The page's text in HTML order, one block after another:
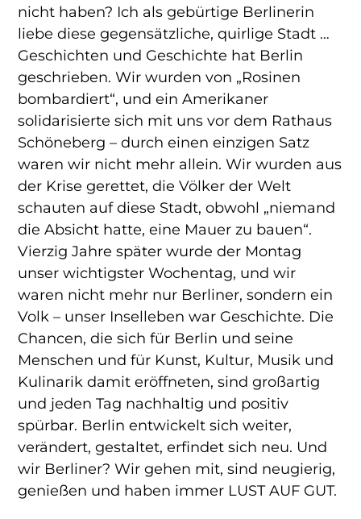
nicht haben? Ich als gebürtige Berlinerin
liebe diese gegensätzliche, quirlige Stadt …
Geschichten und Geschichte hat Berlin
geschrieben. Wir wurden von „Rosinen
bombardiert“, und ein Amerikaner
solidarisierte sich mit uns vor dem Rathaus
Schöneberg – durch einen einzigen Satz
waren wir nicht mehr allein. Wir wurden aus
der Krise gerettet, die Völker der Welt
schauten auf diese Stadt, obwohl „niemand
die Absicht hatte, eine Mauer zu bauen“.
Vierzig Jahre später wurde der Montag
unser wichtigster Wochentag, und wir
waren nicht mehr nur Berliner, sondern ein
Volk – unser Inselleben war Geschichte. Die
Chancen, die sich für Berlin und seine
Menschen und für Kunst, Kultur, Musik und
Kulinarik damit eröffneten, sind großartig
und jeden Tag nachhaltig und positiv
spürbar. Berlin entwickelt sich weiter,
verändert, gestaltet, erfindet sich neu. Und
wir Berliner? Wir gehen mit, sind neugierig,
genießen und haben immer LUST AUF GUT.